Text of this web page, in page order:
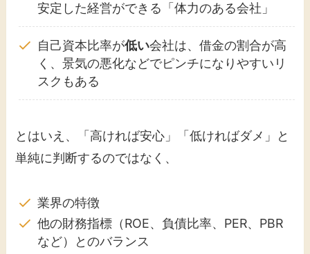
安定した経営ができる「体力のある会社」
自己資本比率が低い会社は、借金の割合が高
く、景気の悪化などでピンチになりやすいリ
スクもある
とはいえ、「高ければ安心」「低ければダメ」と
単純に判断するのではなく、
業界の特徴
他の財務指標（ROE、負債比率、PER、PBR
など）とのバランス